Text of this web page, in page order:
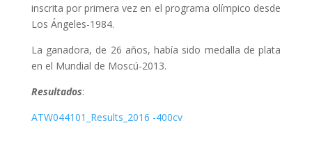
inscrita por primera vez en el programa olímpico desde
Los Ángeles-1984.
La ganadora, de 26 años, había sido medalla de plata
en el Mundial de Moscú-2013.
Resultados:
ATW044101_Results_2016 -400cv